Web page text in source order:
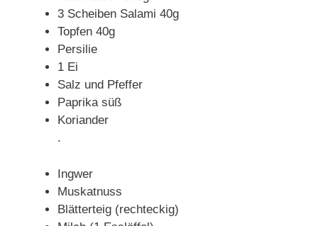
3 Scheiben Salami 40g
Topfen 40g
Persilie
1 Ei
Salz und Pfeffer
Paprika süß
Koriander
.
Ingwer
Muskatnuss
Blätterteig (rechteckig)